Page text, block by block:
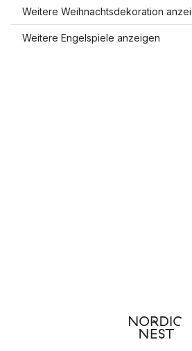
Weitere Weihnachtsdekoration
Weitere Engelspiele anzeigen